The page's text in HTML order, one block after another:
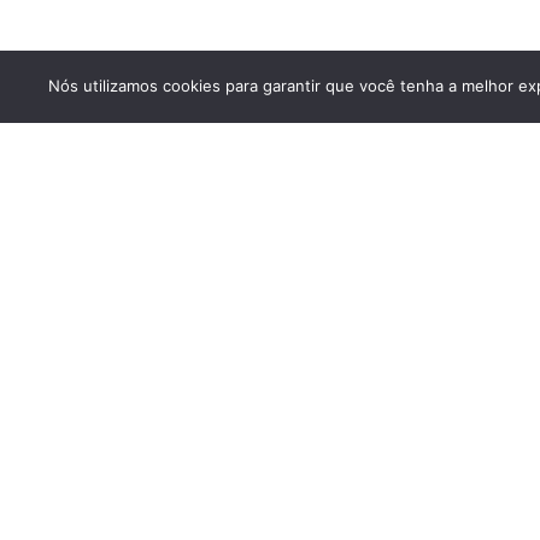
Nós utilizamos cookies para garantir que você tenha a melhor